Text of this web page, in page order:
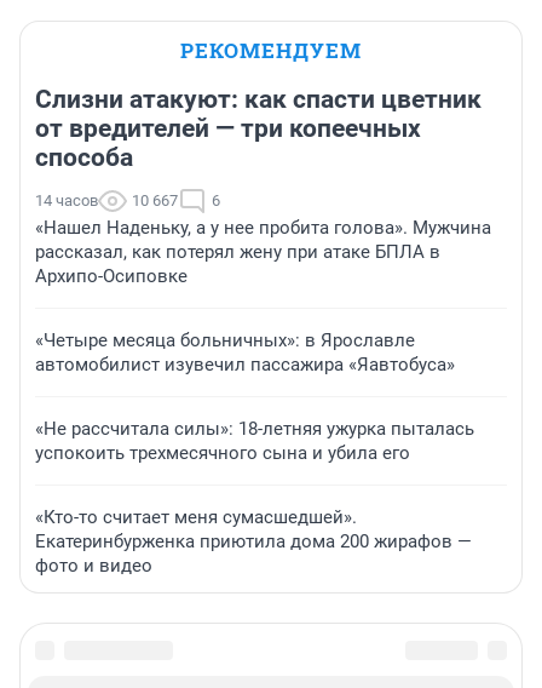
РЕКОМЕНДУЕМ
Слизни атакуют: как спасти цветник
от вредителей — три копеечных
способа
14 часов 10 667 6
«Нашел Наденьку, а у нее пробита голова». Мужчина
рассказал, как потерял жену при атаке БПЛА в
Архипо-Осиповке
«Четыре месяца больничных»: в Ярославле
автомобилист изувечил пассажира «Яавтобуса»
«Не рассчитала силы»: 18-летняя ужурка пыталась
успокоить трехмесячного сына и убила его
«Кто-то считает меня сумасшедшей».
Екатеринбурженка приютила дома 200 жирафов —
фото и видео